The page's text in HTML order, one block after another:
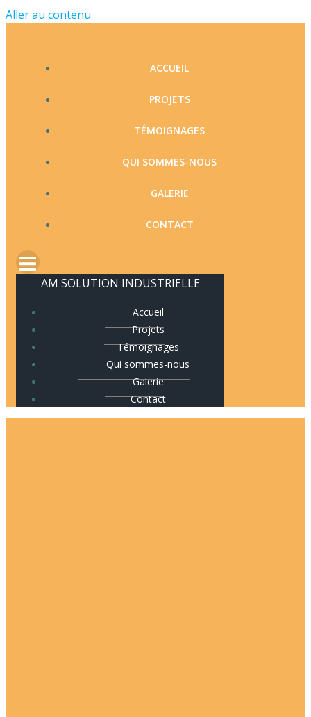
Aller au contenu
ACCUEIL
PROJETS
TÉMOIGNAGES
QUI SOMMES-NOUS
GALERIE
CONTACT
AM SOLUTION INDUSTRIELLE
Accueil
Projets
Témoignages
Qui sommes-nous
Galerie
Contact